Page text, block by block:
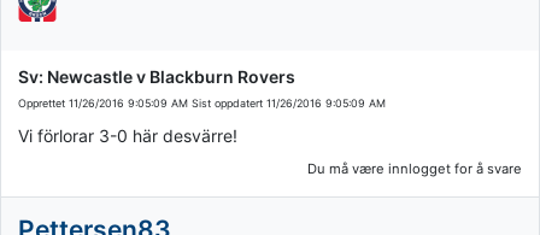
Sv: Newcastle v Blackburn Rovers
Opprettet 11/26/2016 9:05:09 AM Sist oppdatert 11/26/2016 9:05:09 AM
Vi förlorar 3-0 här desvärre!
Du må være innlogget for å svare